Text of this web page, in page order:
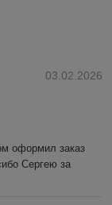
03.02.2026
оформил заказ
Сергею за